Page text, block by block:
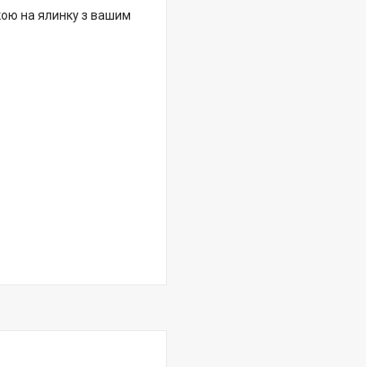
на ялинку з вашим